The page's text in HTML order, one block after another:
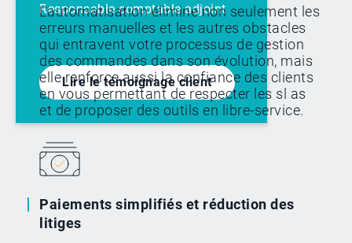
Responsable comptable adjoint
Lire le témoignage client
L'automatisation élimine non seulement les
erreurs manuelles et les autres obstacles
qui entravent votre processus de gestion
des commandes dans son évolution, mais
elle renforce aussi la confiance des clients
en vous permettant de respecter les sl as
et de proposer des outils en libre-service.
Paiements simplifiés et réduction des
litiges